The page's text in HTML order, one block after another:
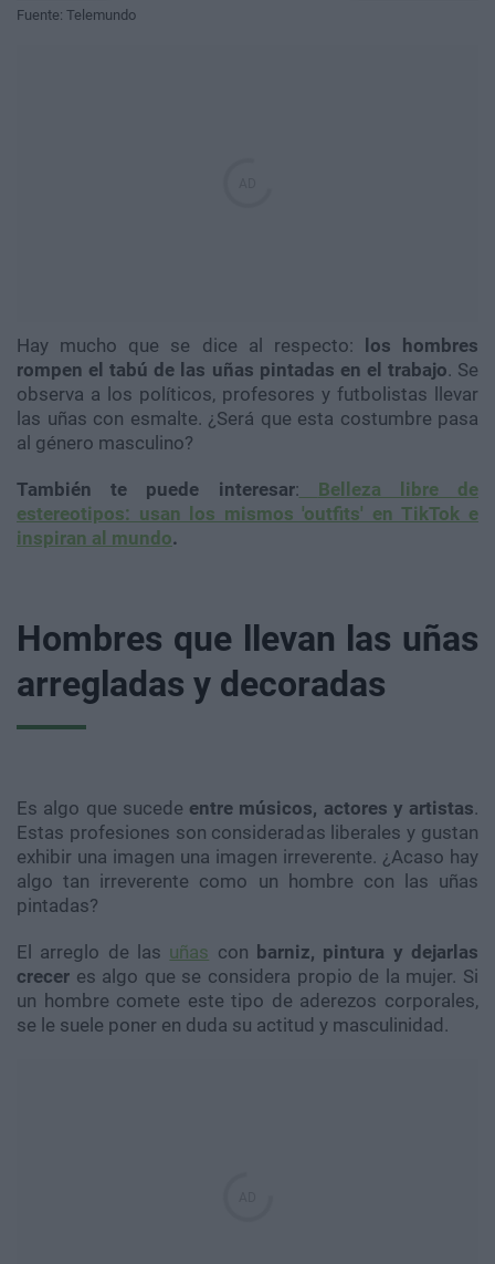
Fuente: Telemundo
Hay mucho que se dice al respecto: los hombres
rompen el tabú de las uñas pintadas en el trabajo. Se
observa a los políticos, profesores y futbolistas llevar
las uñas con esmalte. ¿Será que esta costumbre pasa
al género masculino?
También te puede interesar:
Belleza libre de
estereotipos: usan los mismos 'outfits' en TikTok e
inspiran al mundo.
Hombres que llevan las uñas
arregladas y decoradas
Es algo que sucede entre músicos, actores y artistas.
Estas profesiones son consideradas liberales y gustan
exhibir una imagen una imagen irreverente. ¿Acaso hay
algo tan irreverente como un hombre con las uñas
pintadas?
El arreglo de las uñas con barniz, pintura y dejarlas
crecer es algo que se considera propio de la mujer. Si
un hombre comete este tipo de aderezos corporales,
se le suele poner en duda su actitud y masculinidad.